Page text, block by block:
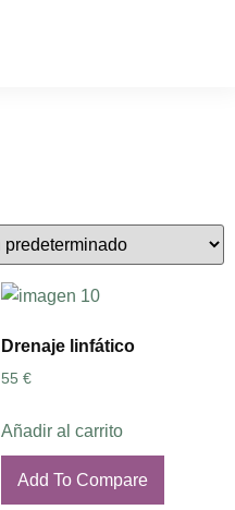
Drenaje linfático
55 €
Añadir al carrito
Add To Compare